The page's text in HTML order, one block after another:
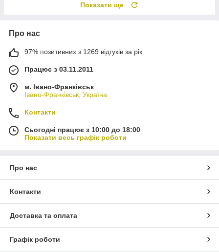
Показати ще
Про нас
97% позитивних з 1269 відгуків за рік
Працює з 03.11.2011
м. Івано-Франківськ
Івано-Франківськ, Україна
Контакти
Сьогодні працює з 10:00 до 18:00
Показати весь графік роботи
Про нас
Контакти
Доставка та оплата
Графік роботи